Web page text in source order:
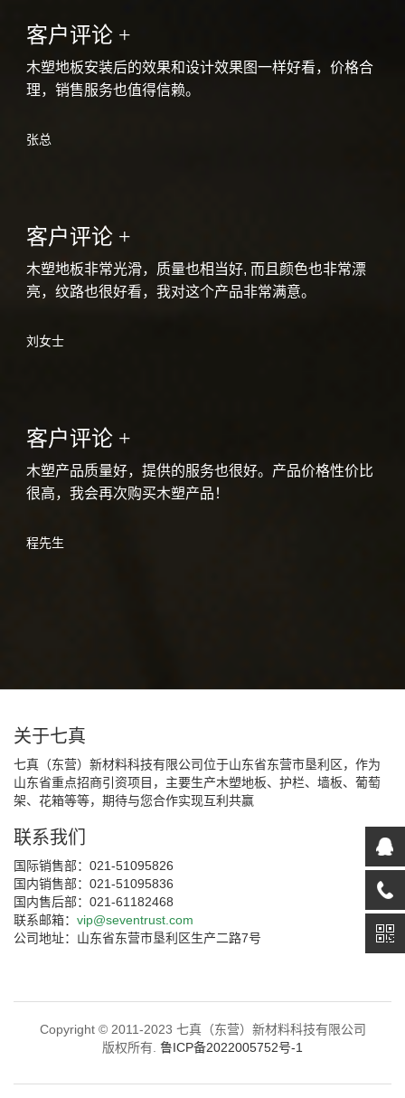
客户评论 +
木塑地板安装后的效果和设计效果图一样好看，价格合
理，销售服务也值得信赖。
张总
客户评论 +
木塑地板非常光滑，质量也相当好, 而且颜色也非常漂
亮，纹路也很好看，我对这个产品非常满意。
刘女士
客户评论 +
木塑产品质量好，提供的服务也很好。产品价格性价比
很高，我会再次购买木塑产品！
程先生
关于七真
七真（东营）新材料科技有限公司位于山东省东营市垦利区，作为
山东省重点招商引资项目，主要生产木塑地板、护栏、墙板、葡萄
架、花箱等等，期待与您合作实现互利共赢
联系我们
国际销售部：021-51095826
国内销售部：021-51095836
国内售后部：021-61182468
联系邮箱： vip@seventrust.com
公司地址：山东省东营市垦利区生产二路7号
Copyright © 2011-2023 七真（东营）新材料科技有限公司
版权所有. 鲁ICP备2022005752号-1